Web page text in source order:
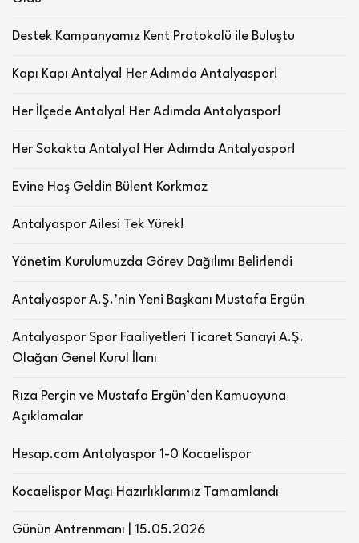
Destek Kampanyamız Kent Protokolü ile Buluştu
Kapı Kapı Antalya! Her Adımda Antalyaspor!
Her İlçede Antalya! Her Adımda Antalyaspor!
Her Sokakta Antalya! Her Adımda Antalyaspor!
Evine Hoş Geldin Bülent Korkmaz
Antalyaspor Ailesi Tek Yürek!
Yönetim Kurulumuzda Görev Dağılımı Belirlendi
Antalyaspor A.Ş.’nin Yeni Başkanı Mustafa Ergün
Antalyaspor Spor Faaliyetleri Ticaret Sanayi A.Ş.
Olağan Genel Kurul İlanı
Rıza Perçin ve Mustafa Ergün’den Kamuoyuna
Açıklamalar
Hesap.com Antalyaspor 1-0 Kocaelispor
Kocaelispor Maçı Hazırlıklarımız Tamamlandı
Günün Antrenmanı | 15.05.2026